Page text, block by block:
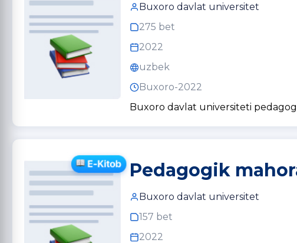
Buxoro davlat universitet
275 bet
2022
uzbek
Buxoro-2022
Buxoro davlat universiteti
Pedagogik
Buxoro davlat universitet
157 bet
2022